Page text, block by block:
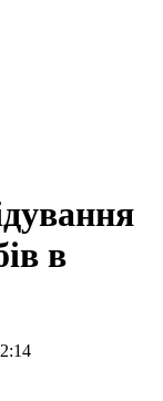
в